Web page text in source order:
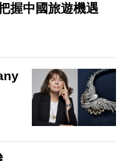
握中國旅遊機遇